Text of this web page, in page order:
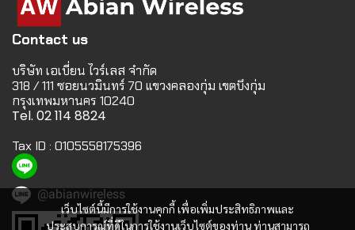
เว็บไซต์นี้มีการใช้งานคุกกี้ เพื่อเพิ่มประสิทธิภาพและ
ประสบการณ์ที่ดีในการใช้งานเว็บไซต์ของท่าน ท่านสามารถ
Contact us
บริษัท เอเบี่ยน ไวร์เลส จำกัด
318 / 111 ซอยนวมินทร์ 70 แขวงคลองกุ่ม เขตบึงกุ่ม
กรุงเทพมหานคร 10240
Tel. 02 114 8824
Tax ID : 0105558175396
@abianwireless